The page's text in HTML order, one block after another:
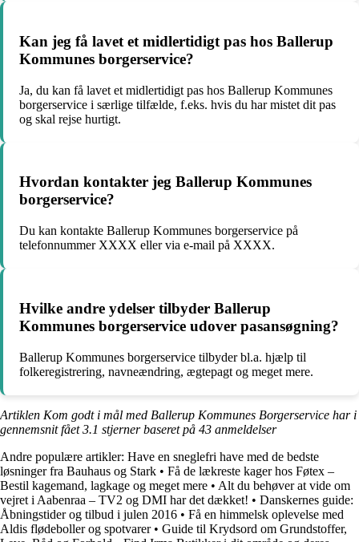
Kan jeg få lavet et midlertidigt pas hos Ballerup
Kommunes borgerservice?
Ja, du kan få lavet et midlertidigt pas hos Ballerup Kommunes
borgerservice i særlige tilfælde, f.eks. hvis du har mistet dit pas
og skal rejse hurtigt.
Hvordan kontakter jeg Ballerup Kommunes
borgerservice?
Du kan kontakte Ballerup Kommunes borgerservice på
telefonnummer XXXX eller via e-mail på XXXX.
Hvilke andre ydelser tilbyder Ballerup
Kommunes borgerservice udover pasansøgning?
Ballerup Kommunes borgerservice tilbyder bl.a. hjælp til
folkeregistrering, navneændring, ægtepagt og meget mere.
Artiklen Kom godt i mål med Ballerup Kommunes Borgerservice har i
gennemsnit fået3.1 stjerner baseret på 43 anmeldelser
Andre populære artikler: Have en sneglefri have med de bedste
løsninger fra Bauhaus og Stark • Få de lækreste kager hos Føtex –
Bestil kagemand, lagkage og meget mere • Alt du behøver at vide om
vejret i Aabenraa – TV2 og DMI har det dækket! • Danskernes guide:
Åbningstider og tilbud i julen 2016 • Få en himmelsk oplevelse med
Aldis flødeboller og spotvarer• Guide til Krydsord om Grundstoffer,